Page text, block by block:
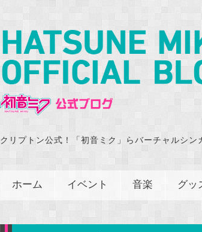
クリプトン公式！「初音ミク」らバーチャルシン
ホーム イベント 音楽 グッ